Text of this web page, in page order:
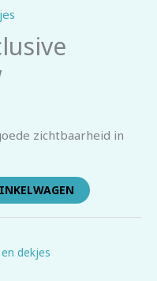
zichtbaarheid in
dekjes